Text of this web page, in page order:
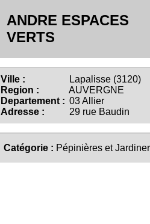
ANDRE ESPACES
VERTS
Ville :
Lapalisse (3120)
Region :
AUVERGNE
Departement : 03 Allier
Adresse :
29 rue Baudin
Catégorie : Pépinières et